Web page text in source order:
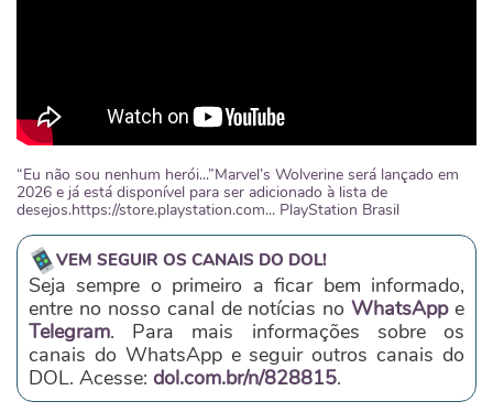
“Eu não sou nenhum herói...”Marvel’s Wolverine será lançado em
2026 e já está disponível para ser adicionado à lista de
desejos.https://store.playstation.com... PlayStation Brasil
VEM SEGUIR OS CANAIS DO DOL!
Seja sempre o primeiro a ficar bem informado,
entre no nosso canal de notícias noWhatsAppe
Telegram. Para mais informações sobre os
canais do WhatsApp e seguir outros canais do
DOL. Acesse: dol.com.br/n/828815.